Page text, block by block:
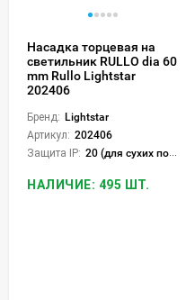
Насадка торцевая на
светильник RULLO dia 60
mm Rullo Lightstar
202406
Бренд: Lightstar
Артикул: 202406
Защита IP: 20 (для сухих пом.)
НАЛИЧИЕ: 495 ШТ.